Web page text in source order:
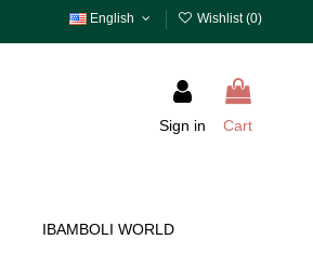
English Wishlist (0)
Sign in Cart
IBAMBOLI WORLD